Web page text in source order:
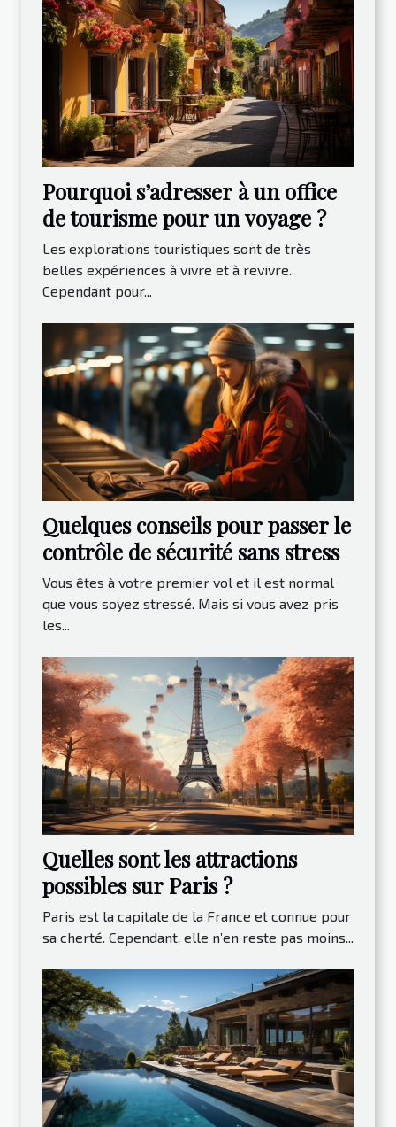
Pourquoi s’adresser à un office
de tourisme pour un voyage ?
Les explorations touristiques sont de très
belles expériences à vivre et à revivre.
Cependant pour...
Quelques conseils pour passer le
contrôle de sécurité sans stress
Vous êtes à votre premier vol et il est normal
que vous soyez stressé. Mais si vous avez pris
les...
Quelles sont les attractions
possibles sur Paris ?
Paris est la capitale de la France et connue pour
sa cherté. Cependant, elle n’en reste pas moins...